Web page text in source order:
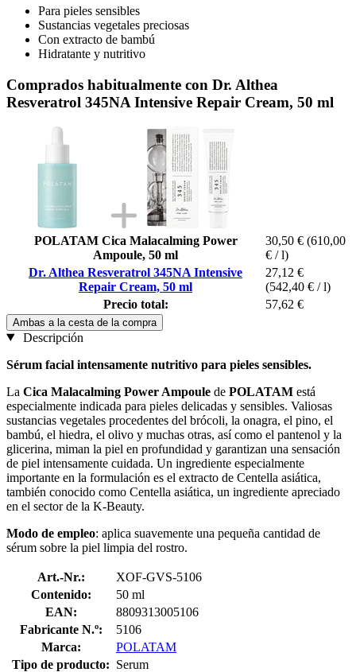
Para pieles sensibles
Sustancias vegetales preciosas
Con extracto de bambú
Hidratante y nutritivo
Comprados habitualmente con Dr. Althea
Resveratrol 345NA Intensive Repair Cream, 50 ml
POLATAM Cica Malacalming Power
Ampoule, 50 ml
30,50 € (610,00
€ / l)
Dr. Althea Resveratrol 345NA Intensive
Repair Cream, 50 ml
27,12 €
(542,40 € / l)
Precio total:
57,62 €
Ambas a la cesta de la compra
Descripción
Sérum facial intensamente nutritivo para pieles sensibles.
La Cica Malacalming Power Ampoule de POLATAM está
especialmente indicada para pieles delicadas y sensibles. Valiosas
sustancias vegetales procedentes del brócoli, la onagra, el pino, el
bambú, el hiedra, el olivo y muchas otras, así como el pantenol y la
glicerina, miman la piel en profundidad y garantizan una sensación
de piel intensamente cuidada. Un ingrediente especialmente
importante en la formulación es el extracto de Centella asiática,
también conocido como Centella asiática, un ingrediente apreciado
en el sector de la K-Beauty.
Modo de empleo: aplica suavemente una pequeña cantidad de
sérum sobre la piel limpia del rostro.
Art.-Nr.:
XOF-GVS-5106
Contenido:
50 ml
EAN:
8809313005106
Fabricante N.º:
5106
Marca:
POLATAM
Tipo de producto: Serum